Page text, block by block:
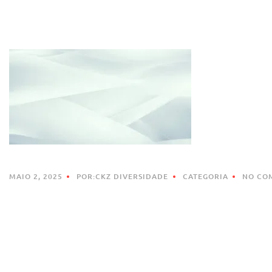
MAIO 2, 2025 POR:CKZ DIVERSIDADE CATEGORIA NO